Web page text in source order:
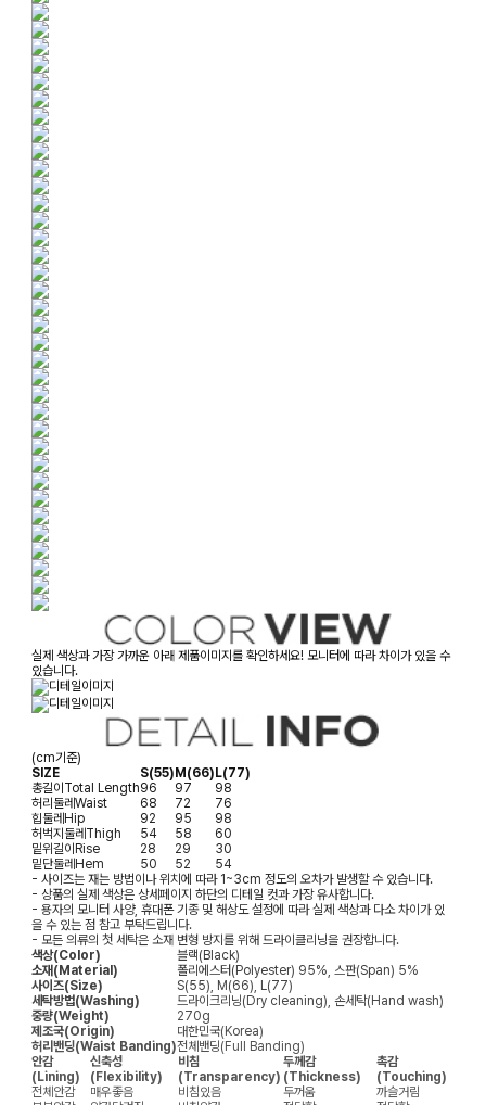
실제 색상과 가장 가까운 아래 제품이미지를 확인하세요! 모니터에 따라 차이가 있을 수
있습니다.
(cm기준)
SIZE
S(55)M(66)L(77)
총길이Total Length96 97
98
허리둘레Waist 68 72
76
힙둘레Hip 92 95
98
허벅지둘레Thigh 54 58
60
밑위길이Rise 28 29
30
밑단둘레Hem 50 52
54
- 사이즈는 재는 방법이나 위치에 따라 1~3cm 정도의 오차가 발생할 수 있습니다.
- 상품의 실제 색상은 상세페이지 하단의 디테일 컷과 가장 유사합니다.
- 용자의 모니터 사양, 휴대폰 기종 및 해상도 설정에 따라 실제 색상과 다소 차이가 있
을 수 있는 점 참고 부탁드립니다.
- 모든 의류의 첫 세탁은 소재 변형 방지를 위해 드라이클리닝을 권장합니다.
색상(Color)
블랙(Black)
소재(Material)
폴리에스터(Polyester) 95%, 스판(Span) 5%
사이즈(Size)
S(55), M(66), L(77)
세탁방법(Washing)
드라이크리닝(Dry cleaning), 손세탁(Hand wash)
중량(Weight)
270g
제조국(Origin)
대한민국(Korea)
허리밴딩(Waist Banding)전체밴딩(Full Banding)
안감
(Lining)
신축성
(Flexibility)
비침
(Transparency)
두께감
(Thickness)
촉감
(Touching)
전체안감
매우좋음 비침있음 두꺼움
까슬거림